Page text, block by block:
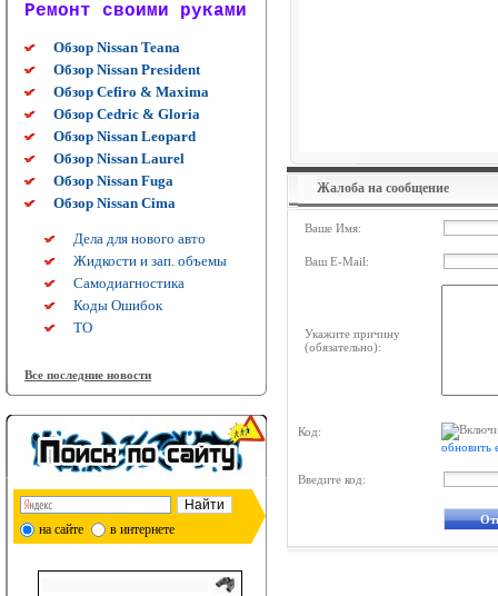
Ремонт своими руками
Обзор Nissan Teana
Обзор Nissan President
Обзор Cefiro & Maxima
Обзор Cedric & Gloria
Обзор Nissan Leopard
Обзор Nissan Laurel
Обзор Nissan Fuga
Обзор Nissan Cima
Дела для нового авто
Жидкости и зап. объемы
Самодиагностика
Коды Ошибок
ТО
Все последние новости
на сайте в интернете
Жалоба на сообщение
Ваше Имя:
Ваш E-Mail:
Укажите причину
(обязательно):
Код:
обновить
Введите код: